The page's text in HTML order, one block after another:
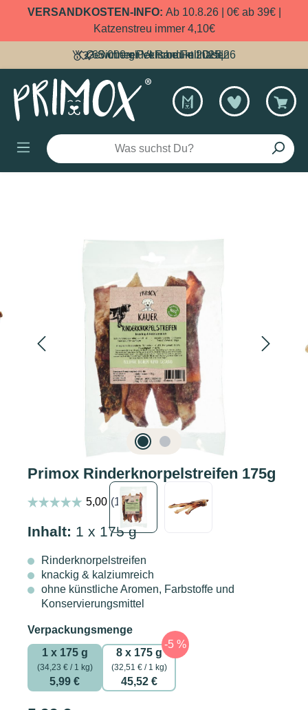
springen
VERSANDKOSTEN-INFO: Ab 10.8.26 | 0€ ab 39€ |
Katzenstreu immer 4,10€
Sicherer Versand mit DHL
63.000 glückliche Fellnasen
Gewinner Pet Produkt 2025|26
Bildergalerie überspringen
Primox Rinderknorpelstreifen 175g
Inhalt: 1 x 175 g
Rinderknorpelstreifen
knackig & kalziumreich
ohne künstliche Aromen, Farbstoffe und
Konservierungsmittel
Verpackungsmengeauswählen
1 x 175 g
(34,23 € / 1 kg)
5,99 €
8 x 175 g
(32,51 € / 1 kg)
45,52 €